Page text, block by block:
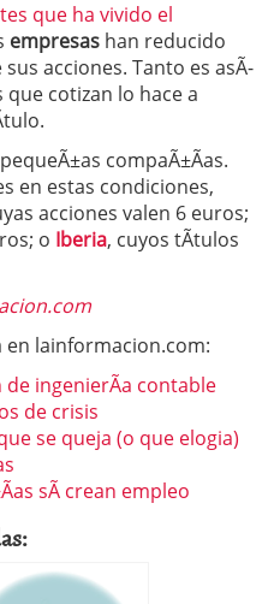
que ha vivido el
empresas han reducido
acciones. Tanto es asÃ­
que cotizan lo hace a
compaÃ±Ã­as.
en estas condiciones,
acciones valen 6 euros;
o Iberia, cuyos tÃ­tulos
en lainformacion.com:
ingenierÃ­a contable
de crisis
se queja (o que elogia)
sÃ­ crean empleo